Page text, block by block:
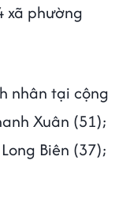
xã phường
nhân tại cộng
Xuân (51);
Biên (37);